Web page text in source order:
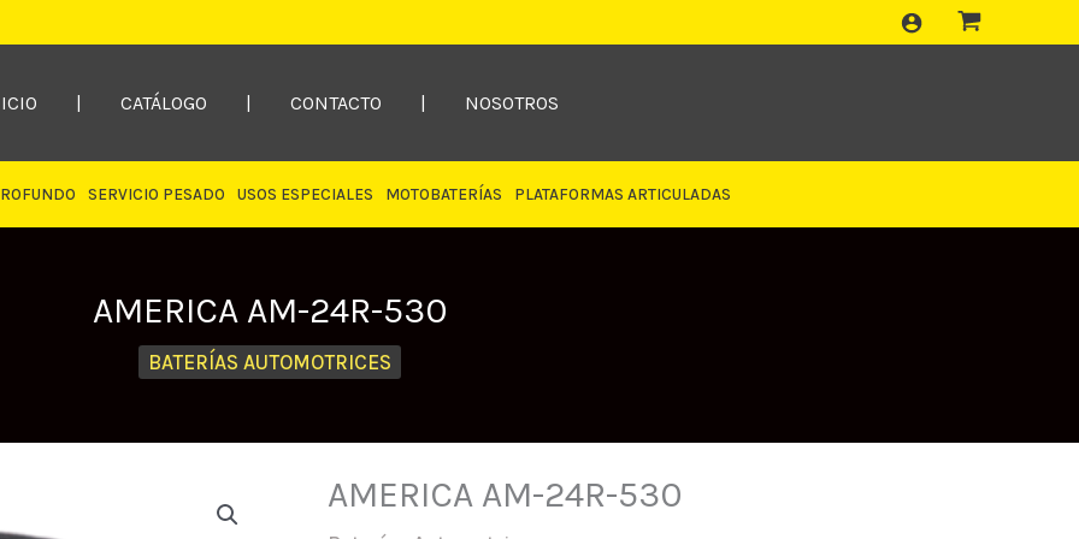
CATÁLOGO CONTACTO NOSOTROS
SERVICIO PESADO USOS ESPECIALES MOTOBATERÍAS PLATAFORMAS ARTICULADAS
AMERICA AM-24R-530
BATERÍAS AUTOMOTRICES
AMERICA AM-24R-530